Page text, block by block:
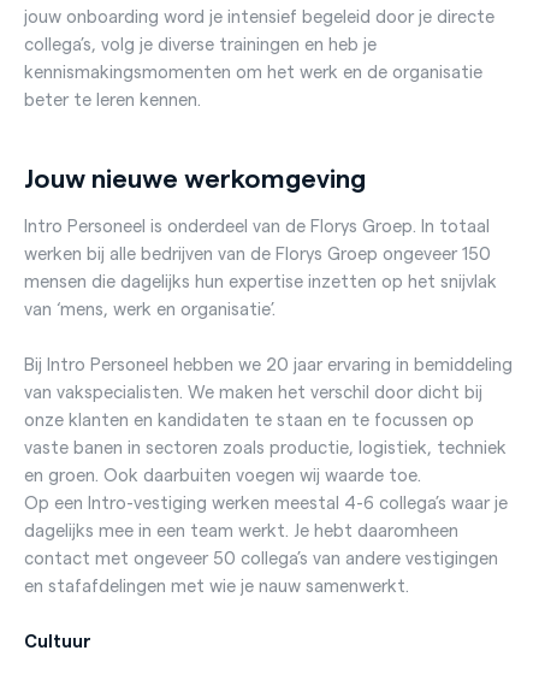
jouw onboarding word je intensief begeleid door je directe
collega’s, volg je diverse trainingen en heb je
kennismakingsmomenten om het werk en de organisatie
beter te leren kennen.
Jouw nieuwe werkomgeving
Intro Personeel is onderdeel van de Florys Groep. In totaal
werken bij alle bedrijven van de Florys Groep ongeveer 150
mensen die dagelijks hun expertise inzetten op het snijvlak
van ‘mens, werk en organisatie’.
Bij Intro Personeel hebben we 20 jaar ervaring in bemiddeling
van vakspecialisten. We maken het verschil door dicht bij
onze klanten en kandidaten te staan en te focussen op
vaste banen in sectoren zoals productie, logistiek, techniek
en groen. Ook daarbuiten voegen wij waarde toe.
Op een Intro-vestiging werken meestal 4-6 collega’s waar je
dagelijks mee in een team werkt. Je hebt daaromheen
contact met ongeveer 50 collega’s van andere vestigingen
en stafafdelingen met wie je nauw samenwerkt.
Cultuur